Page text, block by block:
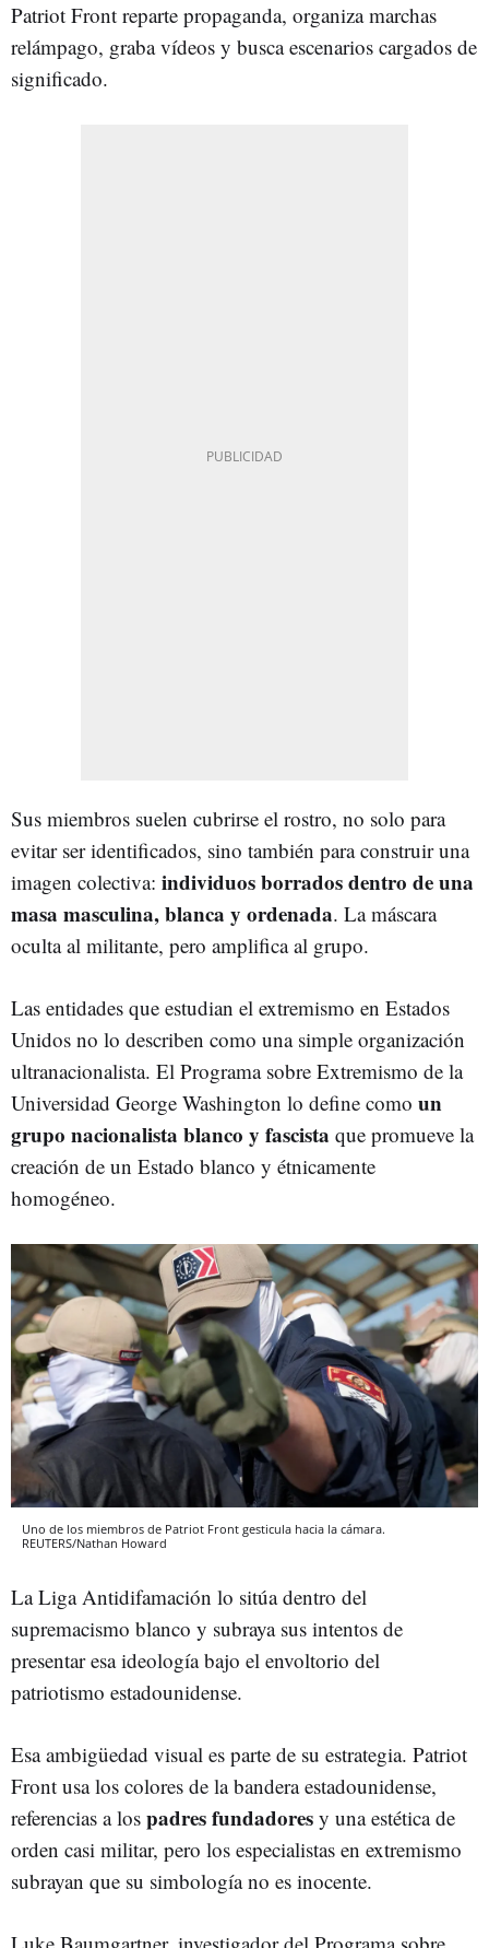
Patriot Front reparte propaganda, organiza marchas
relámpago, graba vídeos y busca escenarios cargados de
significado.
Sus miembros suelen cubrirse el rostro, no solo para
evitar ser identificados, sino también para construir una
imagen colectiva: individuos borrados dentro de una
masa masculina, blanca y ordenada. La máscara
oculta al militante, pero amplifica al grupo.
Las entidades que estudian el extremismo en Estados
Unidos no lo describen como una simple organización
ultranacionalista. El Programa sobre Extremismo de la
Universidad George Washington lo define como un
grupo nacionalista blanco y fascista que promueve la
creación de un Estado blanco y étnicamente
homogéneo.
Uno de los miembros de Patriot Front gesticula hacia la cámara.
REUTERS/Nathan Howard
La Liga Antidifamación lo sitúa dentro del
supremacismo blanco y subraya sus intentos de
presentar esa ideología bajo el envoltorio del
patriotismo estadounidense.
Esa ambigüedad visual es parte de su estrategia. Patriot
Front usa los colores de la bandera estadounidense,
referencias a los padres fundadores y una estética de
orden casi militar, pero los especialistas en extremismo
subrayan que su simbología no es inocente.